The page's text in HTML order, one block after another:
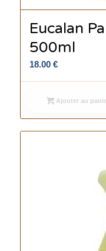
Eucalan
500ml
18.00 €
Ajouter au